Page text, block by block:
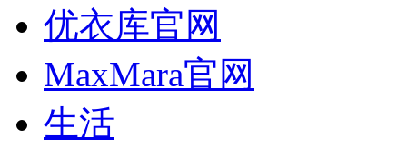
优衣库官网
MaxMara官网
生活